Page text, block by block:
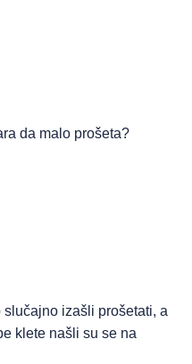
da malo prošeta?
izašli prošetati, a
klete našli su se na